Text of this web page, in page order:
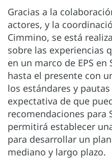
Gracias a la
actores, y la
Cimmino, se está
sobre las experiencias
en un marco de EPS en
hasta el presente con
los estándares y pautas
expectativa de que
recomendaciones para
permitirá establecer
para desarrollar un
mediano y largo plazo.